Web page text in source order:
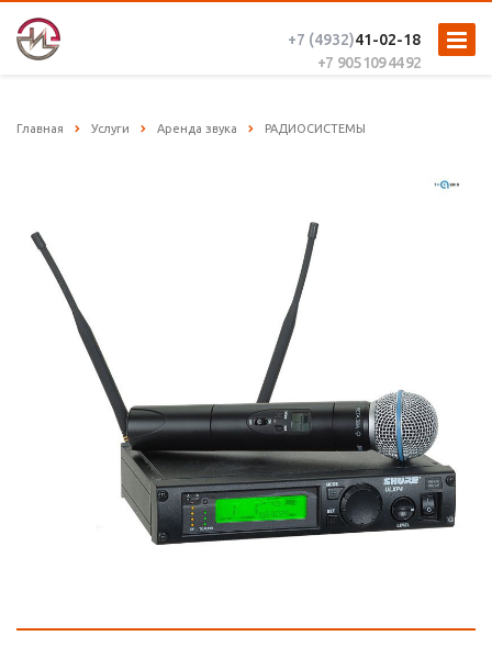
+7 (4932)41-02-18
+7 905 109 44 92
Главная Услуги Аренда звука РАДИОСИСТЕМЫ